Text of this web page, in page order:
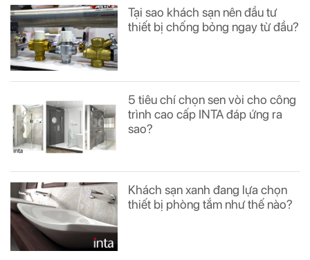
Tại sao khách sạn nên đầu tư
thiết bị chống bỏng ngay từ đầu?
5 tiêu chí chọn sen vòi cho công
trình cao cấp INTA đáp ứng ra
sao?
Khách sạn xanh đang lựa chọn
thiết bị phòng tắm như thế nào?